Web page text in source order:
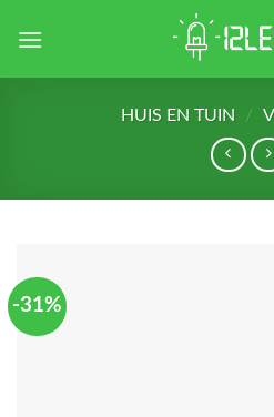
HUIS EN TUIN /
-31%